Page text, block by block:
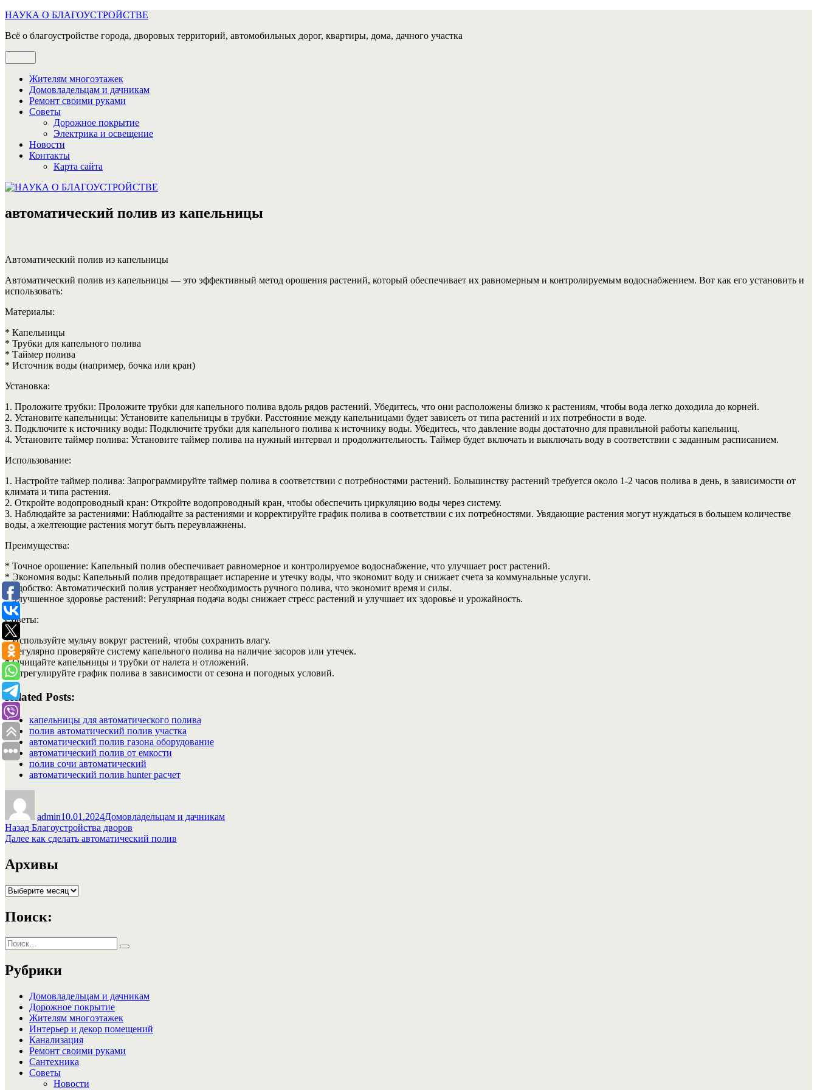
Перейти
содержимому
НАУКА О БЛАГОУСТРОЙСТВЕ
Всё о благоустройстве города, дворовых территорий, автомобильных дорог, квартиры, дома, дачного участка
Жителям многоэтажек
Домовладельцам и дачникам
Ремонт своими руками
Советы
Дорожное покрытие
Электрика и освещение
Новости
Контакты
Карта сайта
автоматический полив из капельницы
Автоматический полив из капельницы
Автоматический полив из капельницы — это эффективный метод орошения растений, который обеспечивает их равномерным и контролируемым водоснабжением. Вот как его установить и
использовать:
Материалы:
* Капельницы
* Трубки для капельного полива
* Таймер полива
* Источник воды (например, бочка или кран)
Установка:
1. Проложите трубки: Проложите трубки для капельного полива вдоль рядов растений. Убедитесь, что они расположены близко к растениям, чтобы вода легко доходила до корней.
2. Установите капельницы: Установите капельницы в трубки. Расстояние между капельницами будет зависеть от типа растений и их потребности в воде.
3. Подключите к источнику воды: Подключите трубки для капельного полива к источнику воды. Убедитесь, что давление воды достаточно для правильной работы капельниц.
4. Установите таймер полива: Установите таймер полива на нужный интервал и продолжительность. Таймер будет включать и выключать воду в соответствии с заданным расписанием.
Использование:
1. Настройте таймер полива: Запрограммируйте таймер полива в соответствии с потребностями растений. Большинству растений требуется около 1-2 часов полива в день, в зависимости от
климата и типа растения.
2. Откройте водопроводный кран: Откройте водопроводный кран, чтобы обеспечить циркуляцию воды через систему.
3. Наблюдайте за растениями: Наблюдайте за растениями и корректируйте график полива в соответствии с их потребностями. Увядающие растения могут нуждаться в большем количестве
воды, а желтеющие растения могут быть переувлажнены.
Преимущества:
* Точное орошение: Капельный полив обеспечивает равномерное и контролируемое водоснабжение, что улучшает рост растений.
* Экономия воды: Капельный полив предотвращает испарение и утечку воды, что экономит воду и снижает счета за коммунальные услуги.
* Удобство: Автоматический полив устраняет необходимость ручного полива, что экономит время и силы.
* Улучшенное здоровье растений: Регулярная подача воды снижает стресс растений и улучшает их здоровье и урожайность.
Советы:
* Используйте мульчу вокруг растений, чтобы сохранить влагу.
* Регулярно проверяйте систему капельного полива на наличие засоров или утечек.
* Очищайте капельницы и трубки от налета и отложений.
* Отрегулируйте график полива в зависимости от сезона и погодных условий.
Related Posts:
капельницы для автоматического полива
полив автоматический полив участка
автоматический полив газона оборудование
автоматический полив от емкости
полив сочи автоматический
автоматический полив hunter расчет
admin10.01.2024Домовладельцам и дачникам
Навигация
по
записям
Назад Предыдущая
запись:
Благоустройства дворов
Далее Следующая
как сделать автоматический полив
Архивы
Архивы
Поиск:
Искать:
Поиск
Рубрики
Домовладельцам и дачникам
Дорожное покрытие
Жителям многоэтажек
Интерьер и декор помещений
Канализация
Ремонт своими руками
Сантехника
Советы
Новости